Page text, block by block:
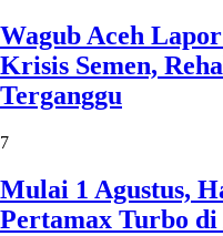
Wagub Aceh
Krisis Semen,
Terganggu
7
Mulai 1 Agustus,
Pertamax Turbo